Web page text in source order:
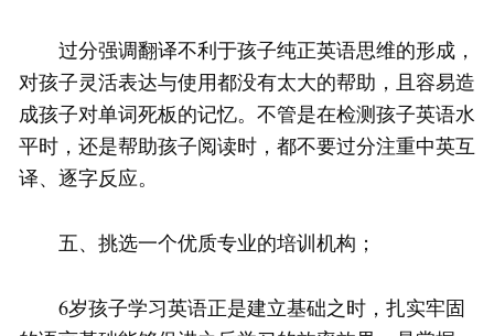
过分强调翻译不利于孩子纯正英语思维的形成，
对孩子灵活表达与使用都没有太大的帮助，且容易造
成孩子对单词死板的记忆。不管是在检测孩子英语水
平时，还是帮助孩子阅读时，都不要过分注重中英互
译、逐字反应。
五、挑选一个优质专业的培训机构；
6岁孩子学习英语正是建立基础之时，扎实牢固